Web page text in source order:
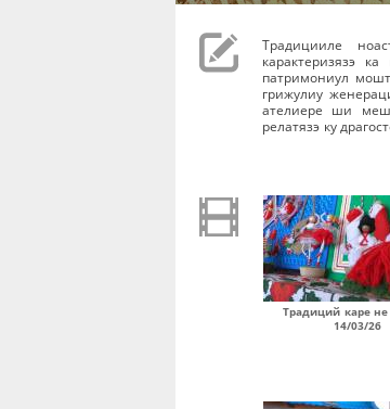
Традицииле
карактеризязэ
патримониул
грижулиу
ателиере ши
релатязэ ку
Традиций каре не
14/03/26